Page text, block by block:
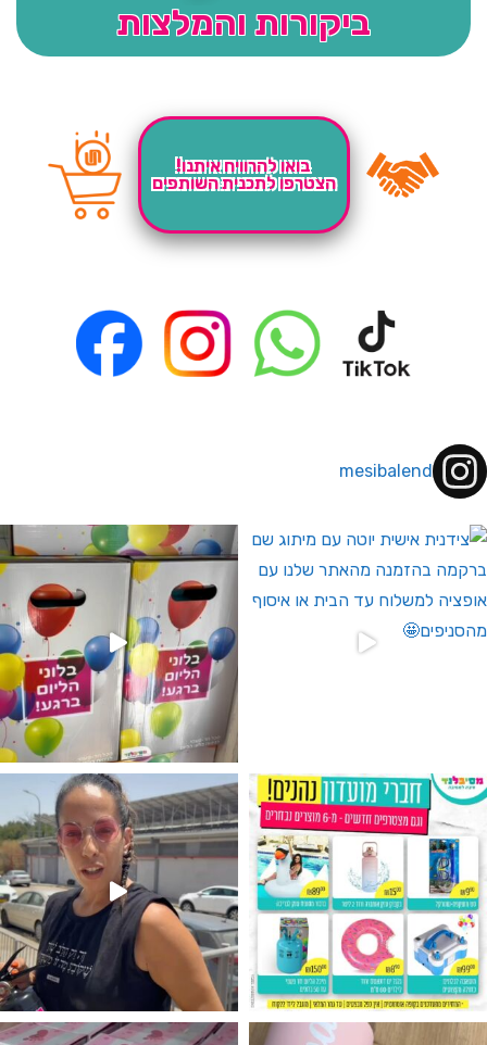
ביקורות והמלצות
בואו להרוויח איתנו!
הצטרפו לתכנית השותפים
mesibalend
לחברי מועדון ומצטרפים חדשים🤍
מין העובר רק במסיבלנד !! קיים
מטף לגילוי מין העובר חזר למלא